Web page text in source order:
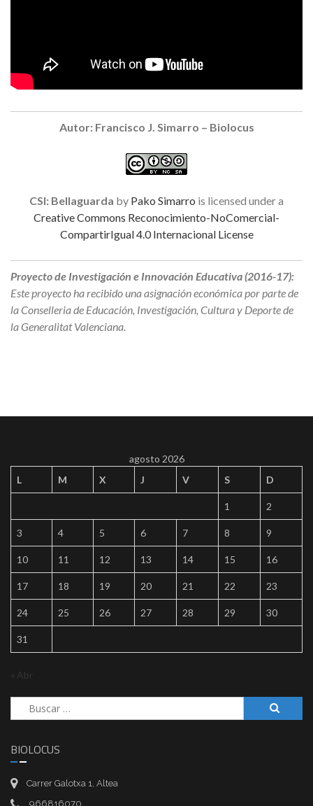
Autor: Francisco J. Simarro – Biolocus
CSI: Bellaguarda by Pako Simarro is licensed under a
Creative Commons Reconocimiento-NoComercial-
CompartirIgual 4.0 Internacional License
Proyecto de Investigación e Innovación Educativa (2016-17):
Este proyecto ha recibido una asignación económica por parte de
la Conselleria de Educación, Investigación, Cultura y Deporte de
la Generalitat Valenciana.
agosto 2026
L
M X J V S D
1 2
3 4 5 6 7 8 9
10 11 12 13 14 15 16
17 18 19 20 21 22 23
24 25 26 27 28 29 30
31
« Abr
Buscar:
BIOLOCUS
Carrer Galotxa 1, Altea
966816070